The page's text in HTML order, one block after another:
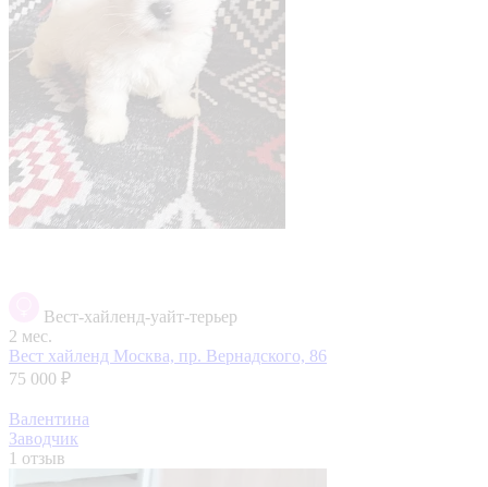
Вест-хайленд-уайт-терьер
2 мес.
Вест хайленд Москва, пр. Вернадского, 86
75 000 ₽
Валентина
Заводчик
1 отзыв